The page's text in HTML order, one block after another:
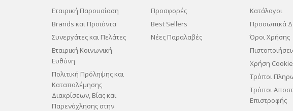
Εταιρική Παρουσίαση
Brands και Προϊόντα
Συνεργάτες και Πελάτες
Εταιρική Κοινωνική
Ευθύνη
Πολιτική Πρόληψης και
Καταπολέμησης
Διακρίσεων, Βίας και
Παρενόχλησης στην
Προσφορές
Best Sellers
Νέες Παραλαβές
Κατάλογοι
Προσωπικά
Όροι Χρήσης
Χρήση
Τρόποι
Τρόποι
Επιστροφής